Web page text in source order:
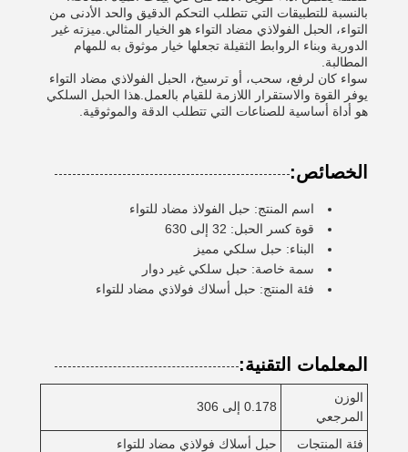
بالنسبة للتطبيقات التي تتطلب التحكم الدقيق والحد الأدنى من
التواء، الحبل الفولاذي مضاد التواء هو الخيار المثالي.ميزته غير
الدورية وبناء الروابط الثقيلة تجعلها خيار موثوق به للمهام
المطالبة.
سواء كان لرفع، سحب، أو ترسيخ، الحبل الفولاذي مضاد التواء
يوفر القوة والاستقرار اللازمة للقيام بالعمل.هذا الحبل السلكي
هو أداة أساسية للصناعات التي تتطلب الدقة والموثوقية.
الخصائص:
اسم المنتج: حبل الفولاذ مضاد للتواء
قوة كسر الحبل: 32 إلى 630
البناء: حبل سلكي مميز
سمة خاصة: حبل سلكي غير دوار
فئة المنتج: حبل أسلاك فولاذي مضاد للتواء
المعلمات التقنية:
الوزن
المرجعي
0.178 إلى 306
فئة المنتجات
حبل أسلاك فولاذي مضاد للتواء